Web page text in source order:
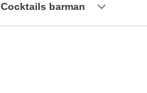
Cocktails barman